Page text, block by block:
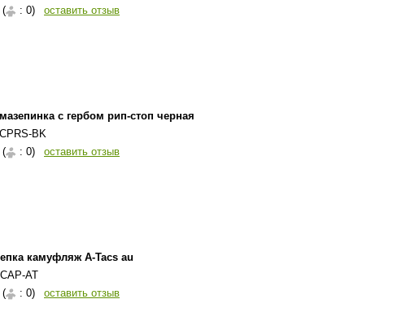
(
: 0)
оставить отзыв
с гербом рип-стоп черная
BK
(
: 0)
оставить отзыв
камуфляж A-Tacs au
AT
(
: 0)
оставить отзыв